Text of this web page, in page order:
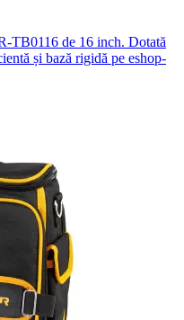
TB0116 de 16 inch. Dotată
și bază rigidă pe eshop-